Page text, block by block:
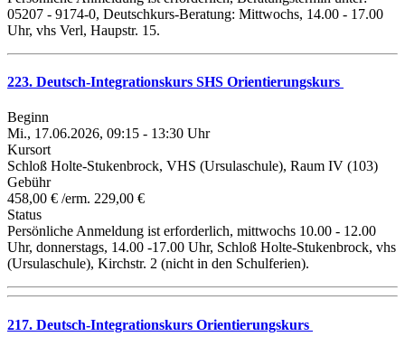
05207 - 9174-0, Deutschkurs-Beratung: Mittwochs, 14.00 - 17.00
Uhr, vhs Verl, Haupstr. 15.
223. Deutsch-Integrationskurs SHS Orientierungskurs
Beginn
Mi., 17.06.2026, 09:15 - 13:30 Uhr
Kursort
Schloß Holte-Stukenbrock, VHS (Ursulaschule), Raum IV (103)
Gebühr
458,00 € /erm. 229,00 €
Status
Persönliche Anmeldung ist erforderlich, mittwochs 10.00 - 12.00
Uhr, donnerstags, 14.00 -17.00 Uhr, Schloß Holte-Stukenbrock, vhs
(Ursulaschule), Kirchstr. 2 (nicht in den Schulferien).
217. Deutsch-Integrationskurs Orientierungskurs